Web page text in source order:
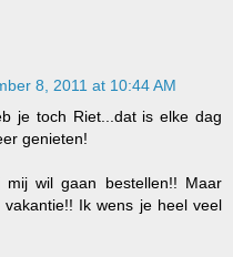
8, 2011 at 10:44 AM
je toch Riet...dat is elke dag
genieten!
wil gaan bestellen!! Maar
Ik wens je heel veel